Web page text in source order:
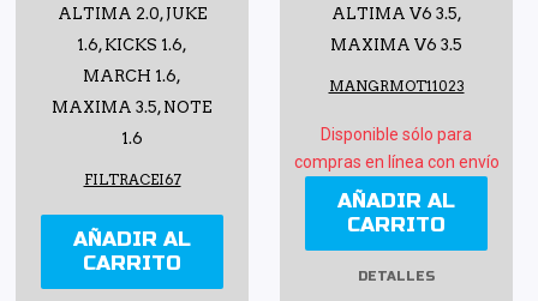
ALTIMA 2.0, JUKE
1.6, KICKS 1.6,
MARCH 1.6,
MAXIMA 3.5, NOTE
1.6
FILTRACEI67
AÑADIR AL
CARRITO
ALTIMA V6 3.5,
MAXIMA V6 3.5
MANGRMOT11023
Disponible sólo para
compras en línea con envío
AÑADIR AL
CARRITO
DETALLES